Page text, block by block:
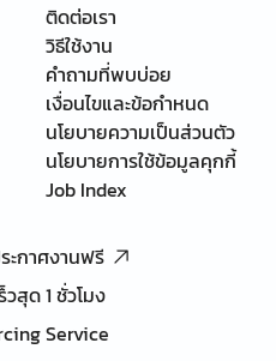
ติดต่อเรา
วิธีใช้งาน
คำถามที่พบบ่อย
เงื่อนไขและข้อกำหนด
นโยบายความเป็นส่วนตัว
นโยบายการใช้ข้อมูลคุกกี้
Job Index
ะกาศงานฟรี
สุด 1 ชั่วโมง
Service